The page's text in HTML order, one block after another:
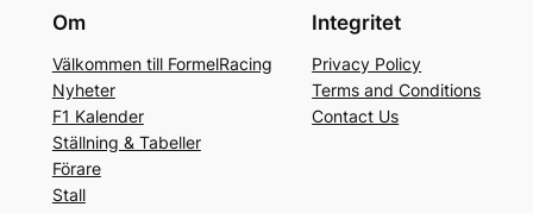
Om
Välkommen till FormelRacing
Nyheter
F1 Kalender
Ställning & Tabeller
Förare
Stall
Integritet
Privacy Policy
Terms and Conditions
Contact Us